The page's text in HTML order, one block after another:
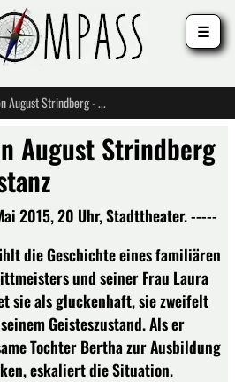
"Der Vater" von August Strindberg - Theater Konstanz
August Strindberg
2015, 20 Uhr, Stadttheater. -----
die Geschichte eines familiären
und seiner Frau Laura
sie als gluckenhaft, sie zweifelt
Geisteszustand. Als er
Tochter Bertha zur Ausbildung
eskaliert die Situation.
☰